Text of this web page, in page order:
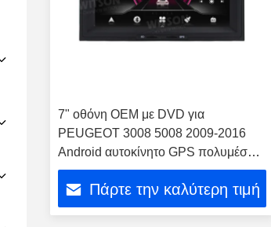
7" οθόνη OEM με DVD για
PEUGEOT 3008 5008 2009-2016
Android αυτοκίνητο GPS πολυμέσων
στερεόφωνο
Πάρτε την καλύτερη τιμή